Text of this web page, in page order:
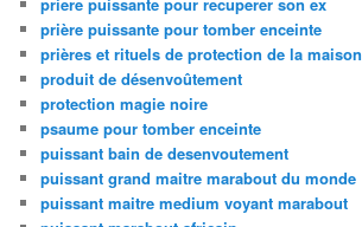
prière puissante pour tomber enceinte
prières et rituels de protection de la maison
produit de désenvoûtement
protection magie noire
psaume pour tomber enceinte
puissant bain de desenvoutement
puissant grand maitre marabout du monde
puissant maitre medium voyant marabout